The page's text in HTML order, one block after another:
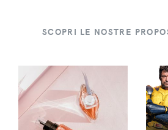
SCOPRI LE NOSTRE